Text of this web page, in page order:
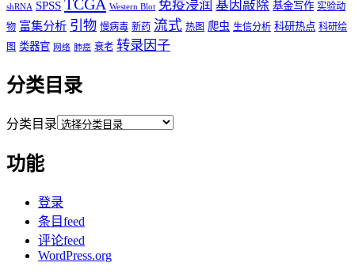
shRNA SPSS TCGA Western Blot 免疫浸润 基因敲除 基金写作 实验动
物 富集分析 引物 慢病毒 新药 流式 热图 爬虫 生信分析 科研热点 科研绘
图 类器官 网络 肺癌 衰老 转录因子
分类目录
分类目录
功能
登录
条目feed
评论feed
WordPress.org